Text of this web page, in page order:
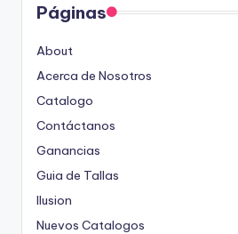
Páginas
About
Acerca de Nosotros
Catalogo
Contáctanos
Ganancias
Guia de Tallas
Ilusion
Nuevos Catalogos